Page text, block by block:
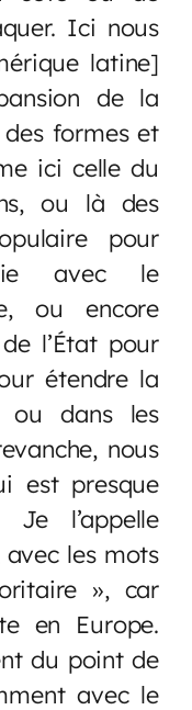
Ici nous
latine]
de la
formes et
ici celle du
ou là des
pour
avec le
ou encore
l’État pour
étendre la
ou dans les
nous
est presque
Je l’appelle
les mots
», car
en Europe.
du point de
avec le